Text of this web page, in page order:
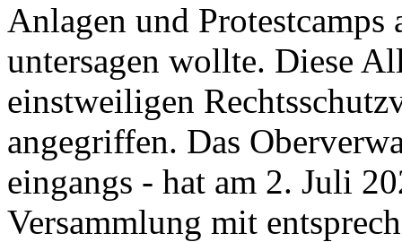
Anlagen und
untersagen wollte. Diese
einstweiligen
angegriffen. Das
eingangs - hat am 2. Juli
Versammlung mit